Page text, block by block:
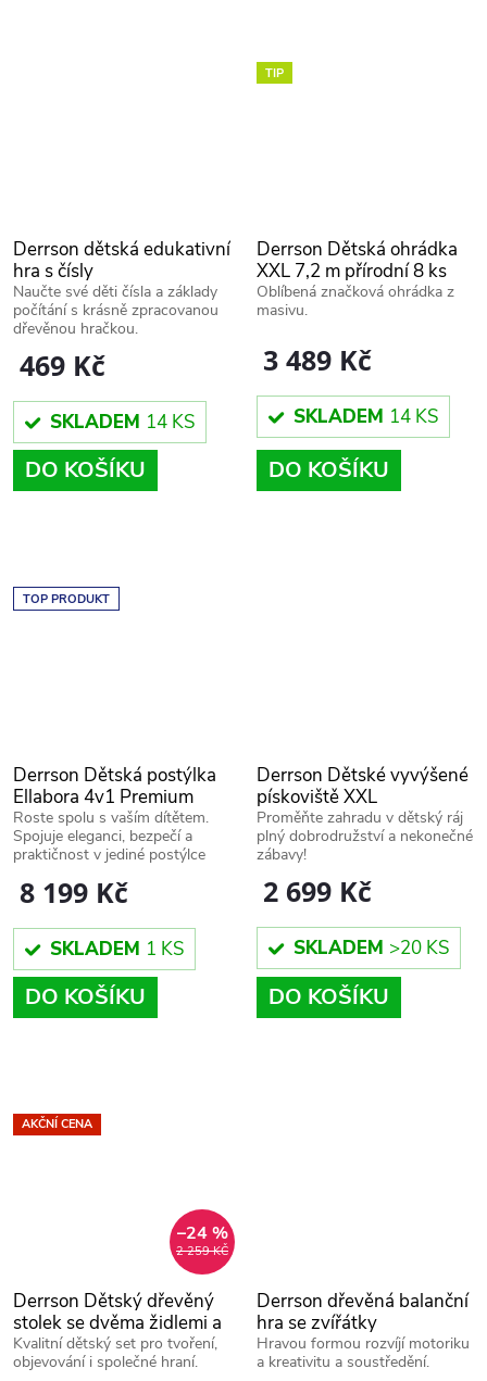
Derrson dětská edukativní
hra s čísly
469 Kč
SKLADEM 14 KS
DO KOŠÍKU
Naučte své děti čísla a základy
počítání s krásně zpracovanou
dřevěnou hračkou.
TIP
Derrson Dětská ohrádka
XXL 7,2 m přírodní 8 ks
panelů
3 489 Kč
SKLADEM 14 KS
DO KOŠÍKU
Oblíbená značková ohrádka z
masivu.
TOP PRODUKT
Derrson Dětská postýlka
Ellabora 4v1 Premium
8 199 Kč
SKLADEM 1 KS
DO KOŠÍKU
Roste spolu s vaším dítětem.
Spojuje eleganci, bezpečí a
praktičnost v jediné postýlce
Derrson Dětské vyvýšené
pískoviště XXL
2 699 Kč
SKLADEM >20 KS
DO KOŠÍKU
Proměňte zahradu v dětský ráj
plný dobrodružství a nekonečné
zábavy!
AKČNÍ CENA
2 259 KČ
–24 %
Derrson Dětský dřevěný
stolek se dvěma židlemi a
úložnými boxy
Kvalitní dětský set pro tvoření,
objevování i společné hraní.
Derrson dřevěná balanční
hra se zvířátky
Hravou formou rozvíjí motoriku
a kreativitu a soustředění.